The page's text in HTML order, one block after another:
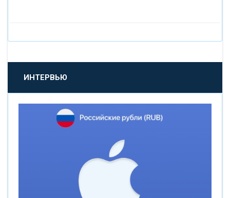
«БАНК САНКТ-ПЕТЕРБУРГ»
«ПРОМСВЯЗЬБАНК»
«НОВИКОМБАНК»
«ВНЕШПРОМБАНК»
ИНТЕРВЬЮ